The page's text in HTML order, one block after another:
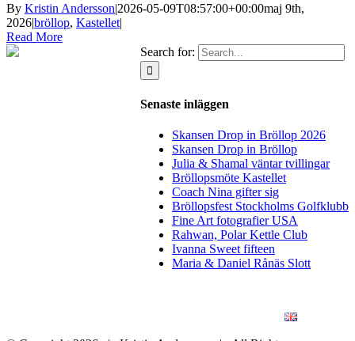
By Kristin Andersson|2026-05-09T08:57:00+00:00maj 9th,
2026|bröllop, Kastellet|
Read More
Search for:
Senaste inläggen
Skansen Drop in Bröllop 2026
Skansen Drop in Bröllop
Julia & Shamal väntar tvillingar
Bröllopsmöte Kastellet
Coach Nina gifter sig
Bröllopsfest Stockholms Golfklubb
Fine Art fotografier USA
Rahwan, Polar Kettle Club
Ivanna Sweet fifteen
Maria & Daniel Rånäs Slott